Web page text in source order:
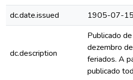
dc.date.issued
1905-07-15
dc.description
Publicado
dezembro
feriados. A
publicado